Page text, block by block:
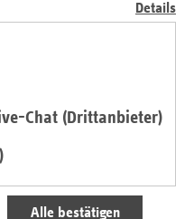
Details
Chat (Drittanbieter)
Alle bestätigen
zu Hause gesucht
für Kinder mit
und psychisch belastete
Patienten
für 2024 gesichert